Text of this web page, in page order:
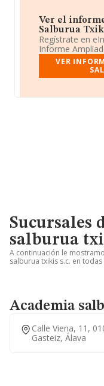
Ver el
Salburua
Regístrate en
Informe
VER
Sucursales
salburua
A continuación le
salburua txikis s.c. en
Academia
Calle Viena, 11,
Gasteiz, Álava